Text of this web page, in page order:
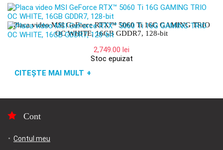
Placa video MSI GeForce RTX™ 5060 Ti 16G GAMING TRIO
OC WHITE, 16GB GDDR7, 128-bit
2,749.00 lei
Stoc epuizat
CITEȘTE MAI MULT +
Cont
Contul meu